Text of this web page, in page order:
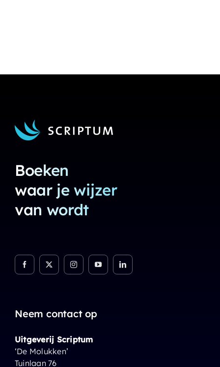
Boeken
waar je wijzer
van wordt
Neem contact op
Uitgeverij Scriptum
‘De Molukken’
Tuinlaan 76